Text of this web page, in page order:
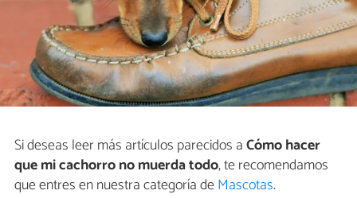
Si deseas leer más artículos parecidos aCómo hacer
que mi cachorro no muerda todo, te recomendamos
que entres en nuestra categoría deMascotas.